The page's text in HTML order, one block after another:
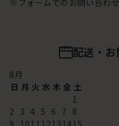
※フォームでのお問い合わ
配送・お
8月
日 月 火 水 木 金 土
1
2 3 4 5 6 7 8